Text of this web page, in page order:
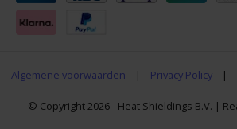
Algemene voorwaarden | Privacy Policy |
© Copyright 2026 - Heat Shieldings B.V. |